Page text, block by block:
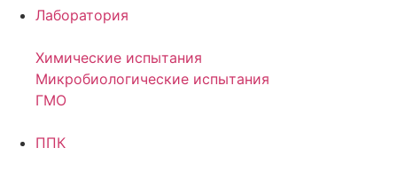
Лаборатория
Химические испытания
Микробиологические испытания
ГМО
ППК